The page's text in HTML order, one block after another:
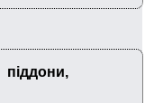
піддони,